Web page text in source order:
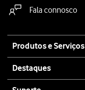
Fala connosco
map
Produtos e Serviços
Destaques